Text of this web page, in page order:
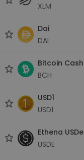
XLM
Dai
DAI
Bitcoin Cash
BCH
USD1
USD1
Ethena USDe
USDE